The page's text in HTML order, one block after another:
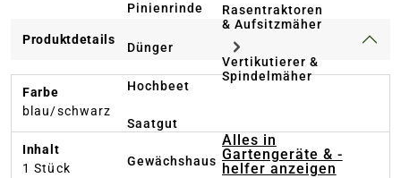
Pinienrinde
Dünger
Hochbeet
Saatgut
Gewächshaus
Rasentraktoren
& Aufsitzmäher
Vertikutierer &
Spindelmäher
Alles in
Gartengeräte & -
helfer anzeigen
Produktdetails
Farbe
blau/schwarz
Inhalt
1 Stück